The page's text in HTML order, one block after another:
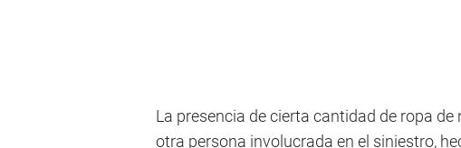
La presencia de cierta cantidad de ropa
otra persona involucrada en el siniestro,